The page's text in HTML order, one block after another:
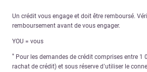
Un crédit vous engage et doit être remboursé.
remboursement avant de vous engager.
YOU = vous
* Pour les demandes de crédit comprises entre 1
rachat de crédit) et sous réserve d’utiliser le